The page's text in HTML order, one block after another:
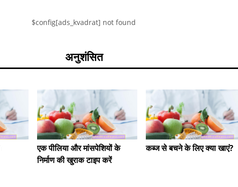
$config[ads_kvadrat] not found
अनुशंसित
एक पीलिया और मांसपेशियों के
निर्माण की खुराक टाइप करें
कब्ज से बचने के लिए क्या खाएं?